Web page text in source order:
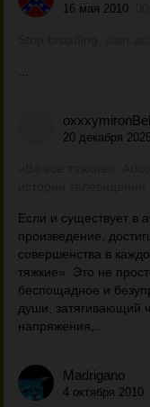
16 мая 2010
20 декабря
Если и существует в
произведение,
совершенства в
тяжкие». Это не
беспощадное и
души, затягивающий
напряжения,...
Madrigano
4 октября 2010